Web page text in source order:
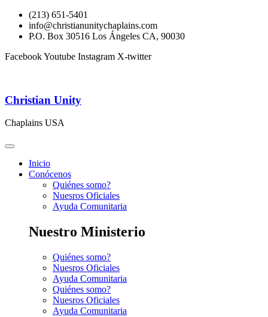
(213) 651-5401
info@christianunitychaplains.com
P.O. Box 30516 Los Ángeles CA, 90030
FacebookYoutube Instagram X-twitter
Christian Unity
Chaplains USA
Inicio
Conócenos
Quiénes somo?
Nuesros Oficiales
Ayuda Comunitaria
Nuestro Ministerio
Quiénes somo?
Nuesros Oficiales
Ayuda Comunitaria
Quiénes somo?
Nuesros Oficiales
Ayuda Comunitaria